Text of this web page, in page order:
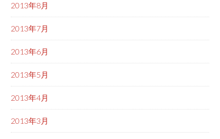
2013年8月
2013年7月
2013年6月
2013年5月
2013年4月
2013年3月